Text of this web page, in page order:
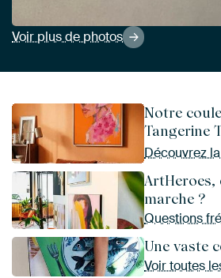
Voir plus de photos
Notre
Tangerine
Découvrez
ArtHeroes,
marche ?
Questions
Une vaste
Voir toutes